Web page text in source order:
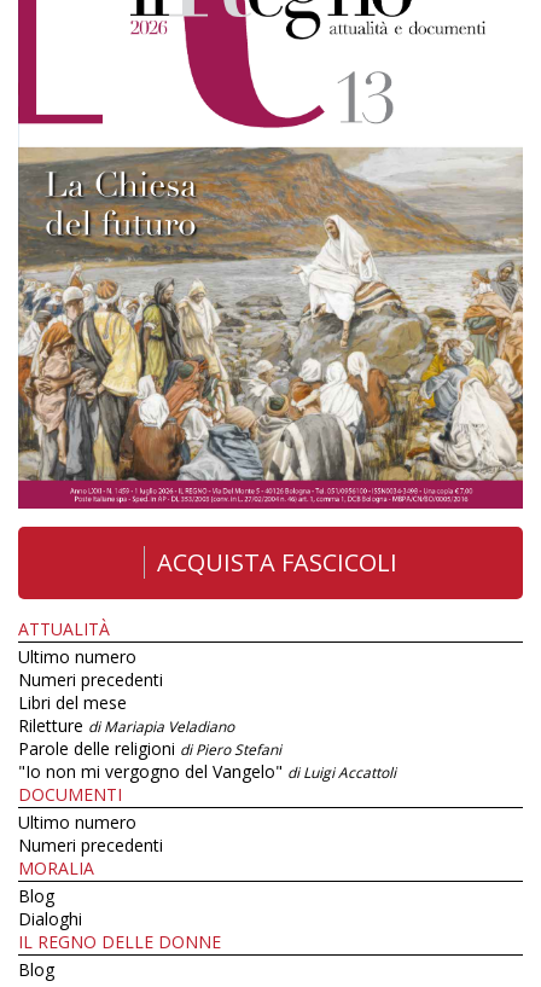
ACQUISTA FASCICOLI
ATTUALITÀ
Ultimo numero
Numeri precedenti
Libri del mese
Riletture di Mariapia Veladiano
Parole delle religioni di Piero Stefani
"Io non mi vergogno del Vangelo" di Luigi Accattoli
DOCUMENTI
Ultimo numero
Numeri precedenti
MORALIA
Blog
Dialoghi
IL REGNO DELLE DONNE
Blog